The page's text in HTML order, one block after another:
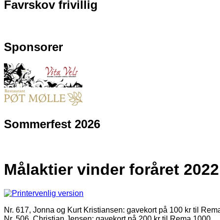
Favrskov frivillig
Sponsorer
Sommerfest 2026
Målaktier vinder foråret 2022
Nr. 617, Jonna og Kurt Kristiansen: gavekort på 100 kr til